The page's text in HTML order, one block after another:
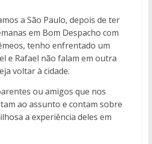
a São Paulo, depois de ter
em Bom Despacho com
tenho enfrentado um
e Rafael não falam em outra
voltar à cidade.
ou amigos que nos
ao assunto e contam sobre
a experiência deles em